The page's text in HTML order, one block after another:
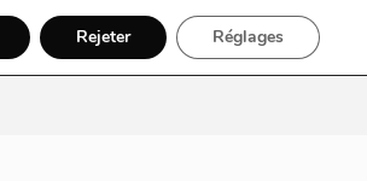
Bâtiment, Artisans & Électriciens
Rejeter Réglages